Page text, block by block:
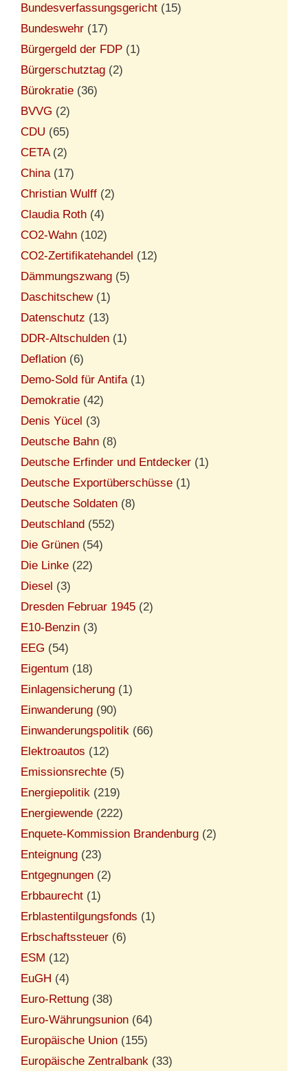
Bundesverfassungsgericht (15)
Bundeswehr (17)
Bürgergeld der FDP (1)
Bürgerschutztag (2)
Bürokratie (36)
BVVG (2)
CDU (65)
CETA(2)
China(17)
Christian Wulff (2)
Claudia Roth (4)
CO2-Wahn (102)
CO2-Zertifikatehandel (12)
Dämmungszwang (5)
Daschitschew(1)
Datenschutz (13)
DDR-Altschulden (1)
Deflation (6)
Demo-Sold für Antifa(1)
Demokratie (42)
Denis Yücel (3)
Deutsche Bahn (8)
Deutsche Erfinder und Entdecker (1)
Deutsche Exportüberschüsse (1)
Deutsche Soldaten (8)
Deutschland (552)
Die Grünen (54)
Die Linke (22)
Diesel (3)
Dresden Februar 1945 (2)
E10-Benzin (3)
EEG (54)
Eigentum (18)
Einlagensicherung (1)
Einwanderung (90)
Einwanderungspolitik (66)
Elektroautos (12)
Emissionsrechte (5)
Energiepolitik (219)
Energiewende (222)
Enquete-Kommission Brandenburg (2)
Enteignung (23)
Entgegnungen (2)
Erbbaurecht (1)
Erblastentilgungsfonds (1)
Erbschaftssteuer (6)
ESM (12)
EuGH (4)
Euro-Rettung (38)
Euro-Währungsunion (64)
Europäische Union (155)
Europäische Zentralbank (33)